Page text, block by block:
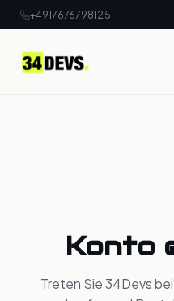
+4917676798125
Konto
Treten Sie 34Devs